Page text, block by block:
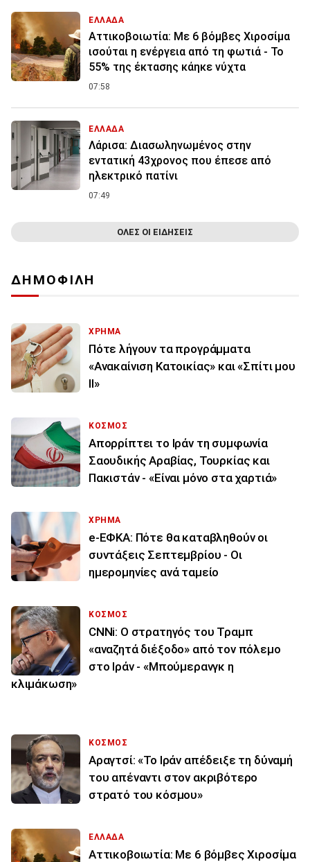
ΕΛΛΑΔΑ
Αττικοβοιωτία: Με 6 βόμβες Χιροσίμα
ισούται η ενέργεια από τη φωτιά - Το
55% της έκτασης κάηκε νύχτα
07:58
ΕΛΛΑΔΑ
Λάρισα: Διασωληνωμένος στην
εντατική 43χρονος που έπεσε από
ηλεκτρικό πατίνι
07:49
ΟΛΕΣ ΟΙ ΕΙΔΗΣΕΙΣ
ΔΗΜΟΦΙΛΗ
ΧΡΗΜΑ
Πότε λήγουν τα προγράμματα
«Ανακαίνιση Κατοικίας» και «Σπίτι μου
ΙΙ»
ΚΟΣΜΟΣ
Απορρίπτει το Ιράν τη συμφωνία
Σαουδικής Αραβίας, Τουρκίας και
Πακιστάν - «Είναι μόνο στα χαρτιά»
ΧΡΗΜΑ
e-ΕΦΚΑ: Πότε θα καταβληθούν οι
συντάξεις Σεπτεμβρίου - Οι
ημερομηνίες ανά ταμείο
ΚΟΣΜΟΣ
CNNi: Ο στρατηγός του Τραμπ
«αναζητά διέξοδο» από τον πόλεμο
στο Ιράν - «Μπούμερανγκ η
κλιμάκωση»
ΚΟΣΜΟΣ
Αραγτσί: «Το Ιράν απέδειξε τη δύναμή
του απέναντι στον ακριβότερο
στρατό του κόσμου»
ΕΛΛΑΔΑ
Αττικοβοιωτία: Με 6 βόμβες Χιροσίμα